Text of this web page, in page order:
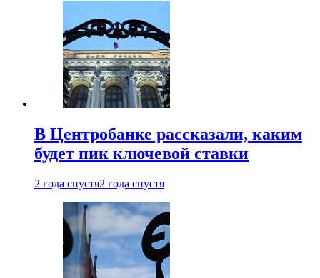
В Центробанке рассказали, каким
будет пик ключевой ставки
2 года спустя2 года спустя